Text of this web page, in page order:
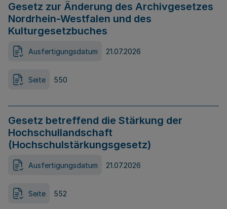
Gesetz zur Änderung des Archivgesetzes
Nordrhein-Westfalen und des
Kulturgesetzbuches
Ausfertigungsdatum 21.07.2026
Seite 550
Gesetz betreffend die Stärkung der
Hochschullandschaft
(Hochschulstärkungsgesetz)
Ausfertigungsdatum 21.07.2026
Seite 552